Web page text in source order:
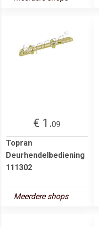
€ 1.09
Topran
Deurhendelbediening
111302
Meerdere shops